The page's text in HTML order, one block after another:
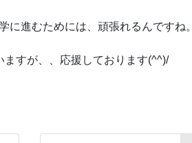
に進むためには、頑張れるんですね。
すが、、応援しております(^^)/